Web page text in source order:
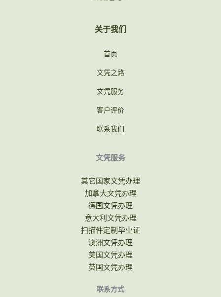
关于我们
首页
文凭之路
文凭服务
客户评价
联系我们
文凭服务
其它国家文凭办理
加拿大文凭办理
德国文凭办理
意大利文凭办理
扫描件定制毕业证
澳洲文凭办理
美国文凭办理
英国文凭办理
联系方式